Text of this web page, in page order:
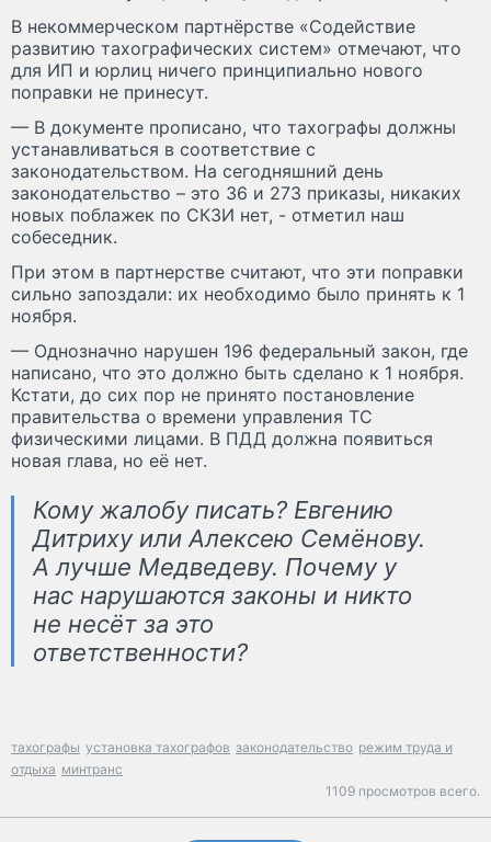
В некоммерческом партнёрстве «Содействие
развитию тахографических систем» отмечают, что
для ИП и юрлиц ничего принципиально нового
поправки не принесут.
— В документе прописано, что тахографы должны
устанавливаться в соответствие с
законодательством. На сегодняшний день
законодательство – это 36 и 273 приказы, никаких
новых поблажек по СКЗИ нет, - отметил наш
собеседник.
При этом в партнерстве считают, что эти поправки
сильно запоздали: их необходимо было принять к 1
ноября.
— Однозначно нарушен 196 федеральный закон, где
написано, что это должно быть сделано к 1 ноября.
Кстати, до сих пор не принято постановление
правительства о времени управления ТС
физическими лицами. В ПДД должна появиться
новая глава, но её нет.
Кому жалобу писать? Евгению
Дитриху или Алексею Семёнову.
А лучше Медведеву. Почему у
нас нарушаются законы и никто
не несёт за это
ответственности?
тахографы установка тахографов законодательство режим труда и
отдыха минтранс
1109 просмотров всего.